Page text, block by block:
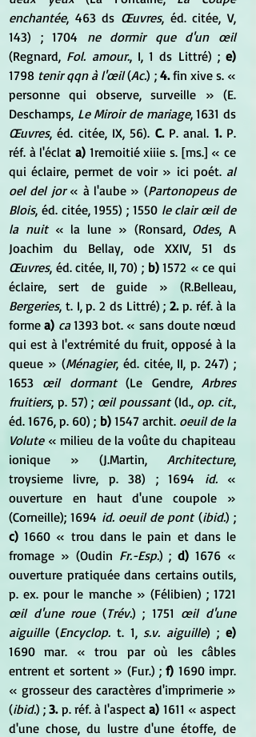
enchantée, 463 ds Œuvres, éd. citée, V,
143) ; 1704 ne dormir que d'un œil
(Regnard, Fol. amour., I, 1 ds Littré) ; e)
1798 tenir qqn à l'œil (Ac.) ; 4. fin xive s. «
personne qui observe, surveille » (E.
Deschamps, Le Miroir de mariage
Œuvres, éd. citée, IX, 56). C. P. anal. 1. P.
réf. à l'éclat a) 1remoitié xiiie s. [ms.] « ce
qui éclaire, permet de voir » ici poét. al
oel del jor « à l'aube » (Partonopeus de
Blois, éd. citée, 1955) ; 1550 le clair œil de
la nuit « la lune » (Ronsard, Odes, A
Œuvres, éd. citée, II, 70) ; b) 1572 « ce qui
Bergeries, t. I, p. 2 ds Littré) ; 2. p. réf. à la
forme a) ca 1393 bot. « sans doute nœud
qui est à l'extrémité du fruit, opposé à la
queue » (Ménagier, éd. citée, II, p. 247) ;
1653 œil dormant (Le Gendre, Arbres
fruitiers, p. 57) ; œil poussant (Id., op. cit.,
éd. 1676, p. 60) ; b) 1547 archit. oeuil de la
Volute « milieu de la voûte du chapiteau
ionique » (J.Martin, Architecture,
troysieme livre, p. 38) ; 1694 id. «
ouverture en haut d'une coupole »
(Corneille); 1694 id. oeuil de pont (ibid.
c) 1660 « trou dans le pain et dans le
fromage » (Oudin Fr.-Esp.) ; d) 1676 «
ouverture pratiquée dans certains outils,
œil d'une roue (Trév.) ; 1751 œil d'une
aiguille (Encyclop. t. 1, s.v. aiguille) ; e)
1690 mar. « trou par où les câbles
entrent et sortent » (Fur.) ; f) 1690 impr.
« grosseur des caractères d'imprimerie »
(ibid.) ; 3. p. réf. à l'aspect a) 1611 « aspect
d'une chose, du lustre d'une étoffe, de